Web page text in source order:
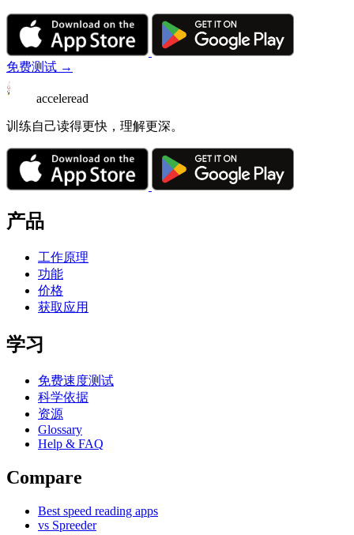
免费测试 →
acceleread
训练自己读得更快，理解更深。
产品
工作原理
功能
价格
获取应用
学习
免费速度测试
科学依据
资源
Glossary
Help & FAQ
Compare
Best speed reading apps
vs Spreeder